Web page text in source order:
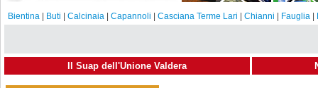
Bientina Buti Calcinaia Capannoli Casciana Terme Lari Chianni Fauglia
Il Suap dell'Unione Valdera